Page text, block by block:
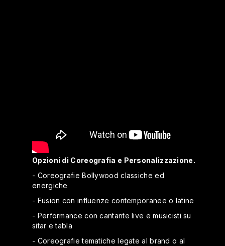
Opzioni di Coreografia e Personalizzazione.
- Coreografie Bollywood classiche ed
energiche
- Fusion con influenze contemporanee o latine
- Performance con cantante live e musicisti su
sitar e tabla
- Coreografie tematiche legate al brand o al